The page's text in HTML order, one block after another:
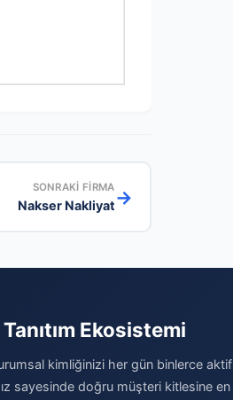
SONRAKI FIRMA
Nakser Nakliyat→
Ekosistemi
kimliğinizi her gün binlerce aktif
sayesinde doğru müşteri kitlesine en